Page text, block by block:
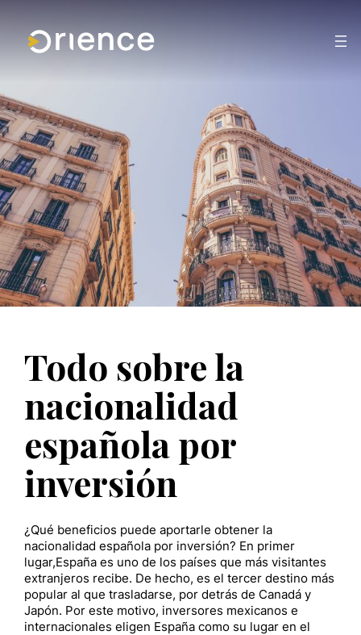
Todo sobre la
nacionalidad
española por
inversión
¿Qué beneficios puede aportarle obtener la
nacionalidad española por inversión? En primer
lugar,España es uno de los países que más visitantes
extranjeros recibe. De hecho, es el tercer destino más
popular al que trasladarse, por detrás de Canadá y
Japón. Por este motivo, inversores mexicanos e
internacionales eligen España como su lugar en el